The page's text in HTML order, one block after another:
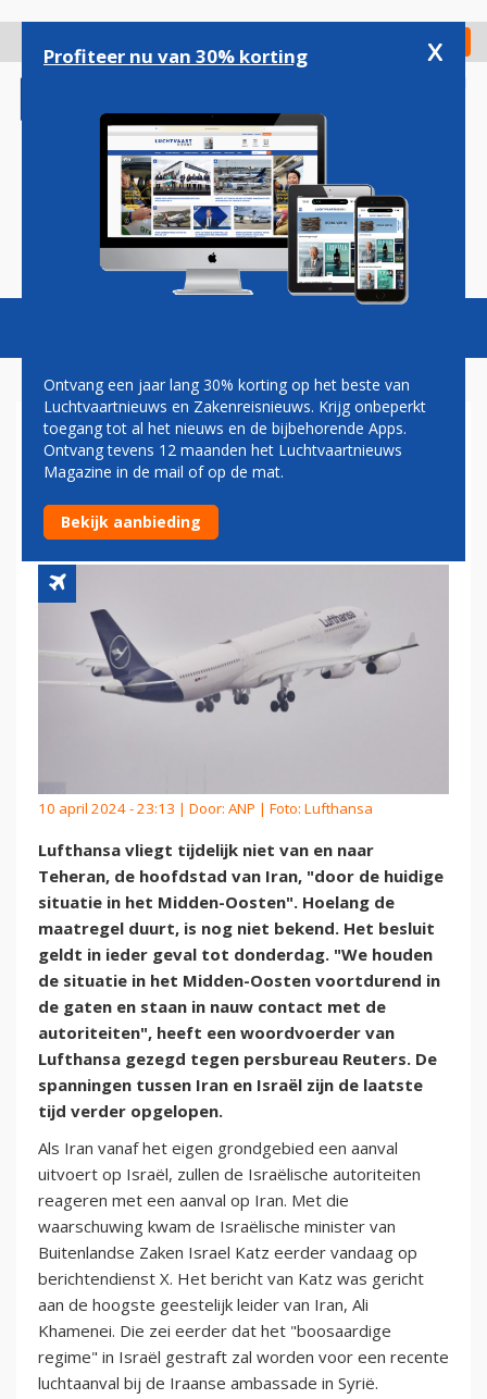
gaan
Check in
Magazine Podcasts Vacatures
LUFTHANSA TIJDELIJK NIET
NAAR TEHERAN VANWEGE
VEILIGHEIDSZORGEN
10 april 2024 - 23:13 | Door: ANP | Foto: Lufthansa
Lufthansa vliegt tijdelijk niet van en naar
Teheran, de hoofdstad van Iran, "door de huidige
situatie in het Midden-Oosten". Hoelang de
maatregel duurt, is nog niet bekend. Het besluit
geldt in ieder geval tot donderdag. "We houden
de situatie in het Midden-Oosten voortdurend in
de gaten en staan in nauw contact met de
autoriteiten", heeft een woordvoerder van
Lufthansa gezegd tegen persbureau Reuters. De
spanningen tussen Iran en Israël zijn de laatste
tijd verder opgelopen.
Als Iran vanaf het eigen grondgebied een aanval
uitvoert op Israël, zullen de Israëlische autoriteiten
reageren met een aanval op Iran. Met die
waarschuwing kwam de Israëlische minister van
Buitenlandse Zaken Israel Katz eerder vandaag op
berichtendienst X. Het bericht van Katz was gericht
aan de hoogste geestelijk leider van Iran, Ali
Khamenei. Die zei eerder dat het "boosaardige
regime" in Israël gestraft zal worden voor een recente
luchtaanval bij de Iraanse ambassade in Syrië.
Profiteer nu van 30% korting x
Ontvang een jaar lang 30% korting op het beste van
Luchtvaartnieuws en Zakenreisnieuws. Krijg onbeperkt
toegang tot al het nieuws en de bijbehorende Apps.
Ontvang tevens 12 maanden het Luchtvaartnieuws
Magazine in de mail of op de mat.
Bekijk aanbieding